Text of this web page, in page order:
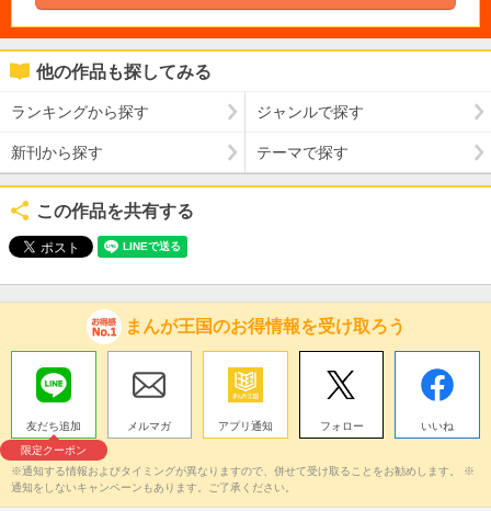
他の作品も探してみる
ランキングから探す ジャンルで探す
新刊から探す テーマで探す
この作品を共有する
まんが王国のお得情報を受け取ろう
友だち追加
限定クーポン
メルマガ アプリ通知 フォロー いいね
※通知する情報およびタイミングが異なりますので、併せて受け取ることをお勧めします。 ※
通知をしないキャンペーンもあります。ご了承ください。